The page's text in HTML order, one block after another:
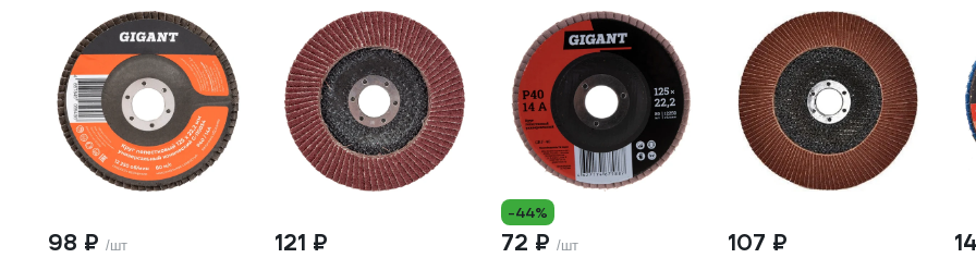
98 ₽ /шт 121 ₽
-44%
72 ₽ /шт 107 ₽